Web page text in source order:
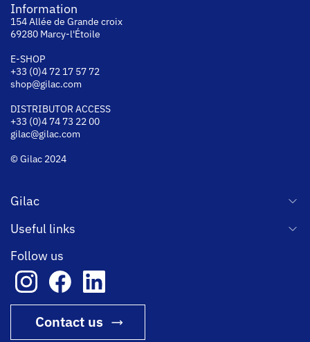
Information
154 Allée de Grande croix
69280 Marcy-l'Étoile
E-SHOP
+33 (0)4 72 17 57 72
shop@gilac.com
DISTRIBUTOR ACCESS
+33 (0)4 74 73 22 00
gilac@gilac.com
© Gilac 2024
Gilac
Useful links
Follow us
Contact us